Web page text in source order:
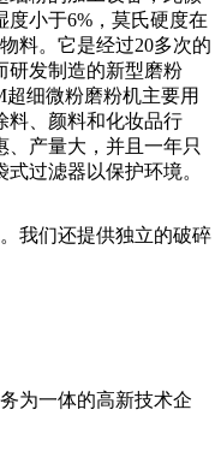
小于6%，莫氏硬度在
料。它是经过20多次的
研发制造的新型磨粉
细微粉磨粉机主要用
料、颜料和化妆品行
、产量大，并且一年只
过滤器以保护环境。
我们还提供独立的破碎
为一体的高新技术企